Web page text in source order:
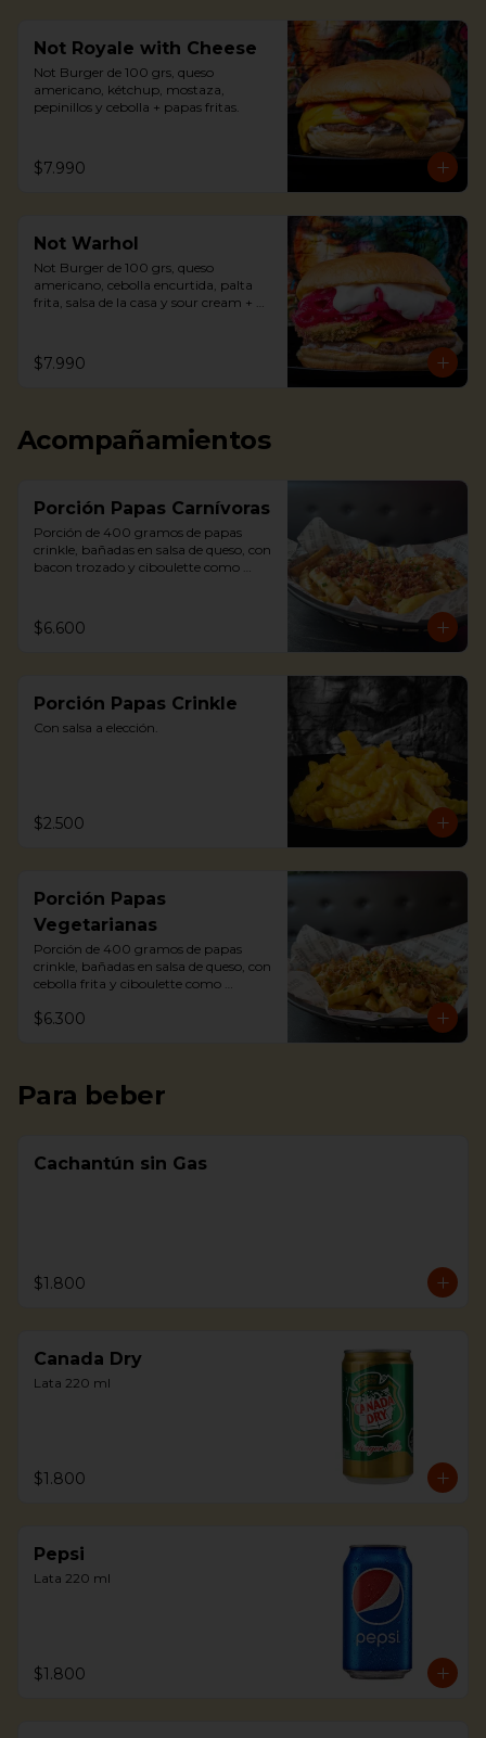
Not Royale with Cheese
Not Burger de 100 grs, queso
americano, kétchup, mostaza,
pepinillos y cebolla + papas fritas.
$7.990
Not Warhol
Not Burger de 100 grs, queso
americano, cebolla encurtida, palta
frita, salsa de la casa y sour cream +
$7.990
Acompañamientos
Porción Papas Carnívoras
Porción de 400 gramos de papas
crinkle, bañadas en salsa de queso, con
bacon trozado y ciboulette como
$6.600
Porción Papas Crinkle
Con salsa a elección.
$2.500
Porción Papas
Vegetarianas
Porción de 400 gramos de papas
crinkle, bañadas en salsa de queso, con
cebolla frita y ciboulette como
$6.300
Para beber
Cachantún sin Gas
$1.800
Canada Dry
Lata 220 ml
$1.800
Pepsi
Lata 220 ml
$1.800